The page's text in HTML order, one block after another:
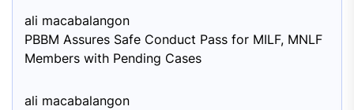
ali macabalangon
PBBM Assures Safe Conduct Pass for MILF, MNLF
Members with Pending Cases
ali macabalangon